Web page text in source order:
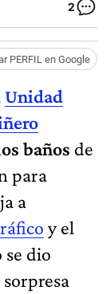
2
PERFIL en Google
Unidad
baños de
para
a
y el
se dio